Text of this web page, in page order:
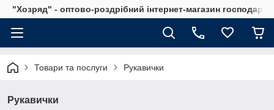
"Хозряд" - оптово-роздрібний інтернет-магазин
Товари та послуги Рукавички
Рукавички